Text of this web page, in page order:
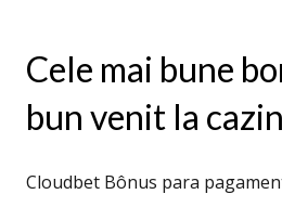
Cele mai bune
bun venit la
Cloudbet Bônus para